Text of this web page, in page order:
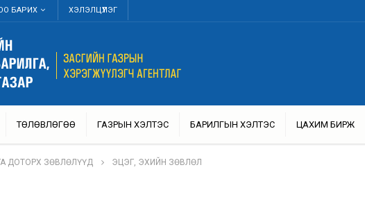
БАРИХ ХЭЛЭЛЦҮҮЛЭГ
ТӨЛӨВЛӨГӨӨ ГАЗРЫН ХЭЛТЭС БАРИЛГЫН ХЭЛТЭС ЦАХИМ БИРЖ
ДОТОРХ ЗӨВЛӨЛҮҮД ЭЦЭГ, ЭХИЙН ЗӨВЛӨЛ